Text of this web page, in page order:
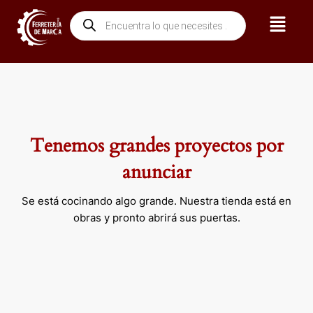
contenido
Búsqueda
de
productos
Menú
Tenemos grandes proyectos por
anunciar
Se está cocinando algo grande. Nuestra tienda está en
obras y pronto abrirá sus puertas.